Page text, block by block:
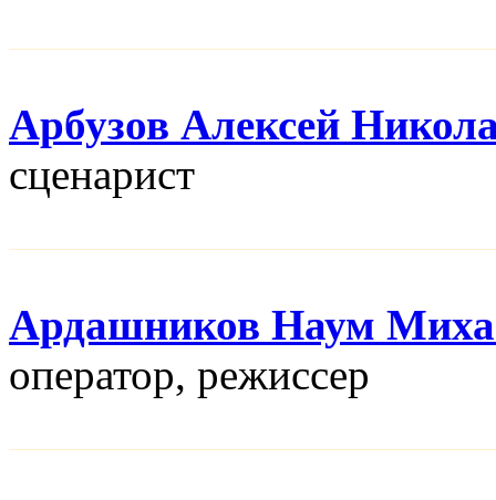
Арбузов Алексей
сценарист
Ардашников Наум
оператор, режисcер